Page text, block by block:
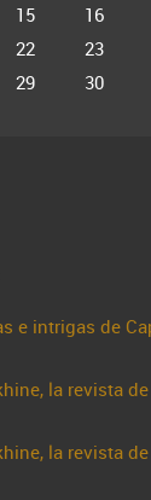
15 16
22 23
29 30
e intrigas de
la revista
la revista